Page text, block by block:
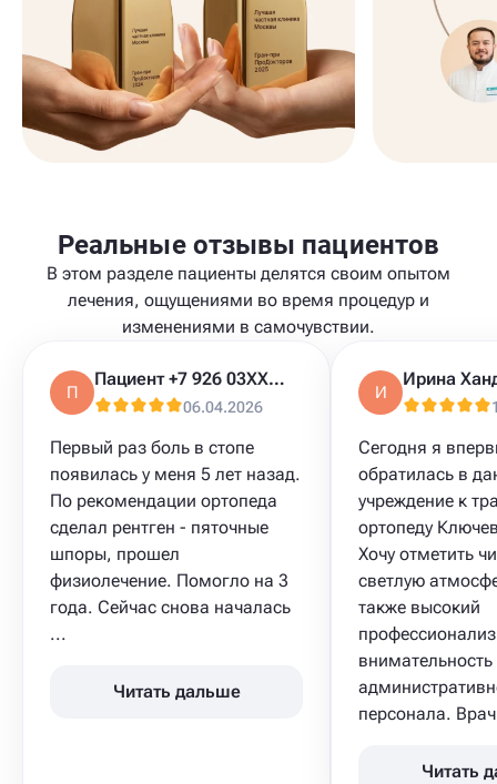
Реальные отзывы пациентов
В этом разделе пациенты делятся своим опытом
лечения, ощущениями во время процедур и
изменениями в самочувствии.
П
Пациент +7 926 03XXXXX
06.04.2026
Первый раз боль в стопе
появилась у меня 5 лет назад.
По рекомендации ортопеда
сделал рентген - пяточные
шпоры, прошел
физиолечение. Помогло на 3
года. Сейчас снова началась
...
Читать дальше
И
Ирина
Сегодня я
обратилась в
учреждение к
ортопеду
Хочу отметить
светлую
также высокий
внимательность
персонала.
Читать